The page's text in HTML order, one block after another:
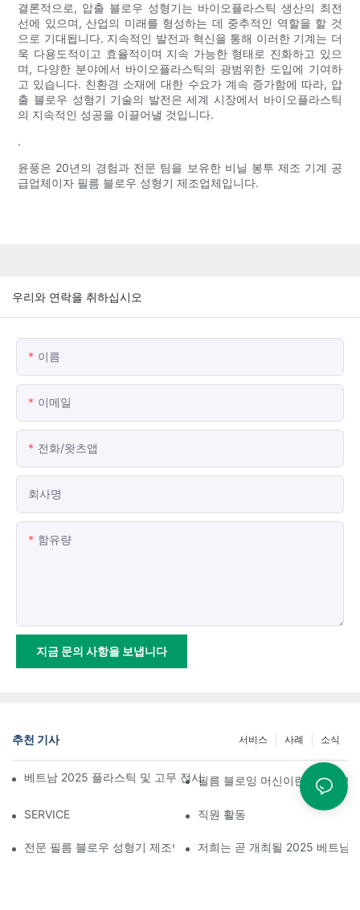
결론적으로, 압출 블로우 성형기는 바이오플라스틱 생산의 최전
선에 있으며, 산업의 미래를 형성하는 데 중추적인 역할을 할 것
으로 기대됩니다. 지속적인 발전과 혁신을 통해 이러한 기계는 더
욱 다용도적이고 효율적이며 지속 가능한 형태로 진화하고 있으
며, 다양한 분야에서 바이오플라스틱의 광범위한 도입에 기여하
고 있습니다. 친환경 소재에 대한 수요가 계속 증가함에 따라, 압
출 블로우 성형기 기술의 발전은 세계 시장에서 바이오플라스틱
의 지속적인 성공을 이끌어낼 것입니다.
.
윤풍은 20년의 경험과 전문 팀을 보유한 비닐 봉투 제조 기계 공
급업체이자 필름 블로우 성형기 제조업체입니다.
우리와 연락을 취하십시오
이름
이메일
전화/왓츠앱
회사명
함유량
지금 문의 사항을 보냅니다
추천 기사 소식
사례
서비스
베트남 2025 플라스틱 및 고무 전시회 참가를 성공적으로 마무리
필름 블로잉 머신이란 무엇인가
SERVICE 직원 활동
전문 필름 블로우 성형기 제조업체란 무엇인가: 고품질 필름 제작
저희는 곧 개최될 2025 베트남